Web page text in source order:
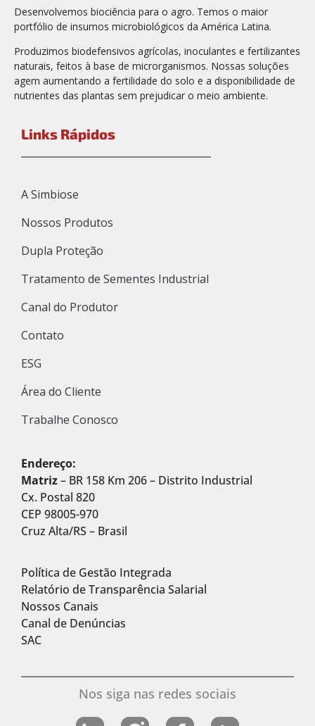
Desenvolvemos biociência para o agro. Temos o maior
portfólio de insumos microbiológicos da América Latina.
Produzimos biodefensivos agrícolas, inoculantes e fertilizantes
naturais, feitos à base de microrganismos. Nossas soluções
agem aumentando a fertilidade do solo e a disponibilidade de
nutrientes das plantas sem prejudicar o meio ambiente.
Links Rápidos
A Simbiose
Nossos Produtos
Dupla Proteção
Tratamento de Sementes Industrial
Canal do Produtor
Contato
ESG
Área do Cliente
Trabalhe Conosco
Endereço:
Matriz– BR 158 Km 206 – Distrito Industrial
Cx. Postal 820
CEP 98005-970
Cruz Alta/RS – Brasil
Política de Gestão Integrada
Relatório de Transparência Salarial
Nossos Canais
Canal de Denúncias
SAC
Nos siga nas redes sociais